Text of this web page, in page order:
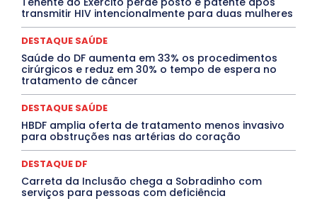
MÚSICA O Plantonista Opinião Oropouche
Paraíba
Paraná Pernambuco Piauí
POLÍTICA
PROCESSO SELETIVO
PUBLIEDITORIAL
QUALIFICAÇÃO PROFISSIONAL
Rio de Janeiro
Rio Grande do Sul
Roraima
Santa Catarina
São Paulo SARAMPO
SAÚDE
Saúde Agora
TÁ FROID?
TEATRO TECNOLOGIA
TIC TAC
Mais
transmitir HIV intencionalmente para duas mulheres
DESTAQUE SAÚDE
Saúde do DF aumenta em 33% os procedimentos
cirúrgicos e reduz em 30% o tempo de espera no
tratamento de câncer
DESTAQUE SAÚDE
HBDF amplia oferta de tratamento menos invasivo
para obstruções nas artérias do coração
DESTAQUE DF
Carreta da Inclusão chega a Sobradinho com
serviços para pessoas com deficiência